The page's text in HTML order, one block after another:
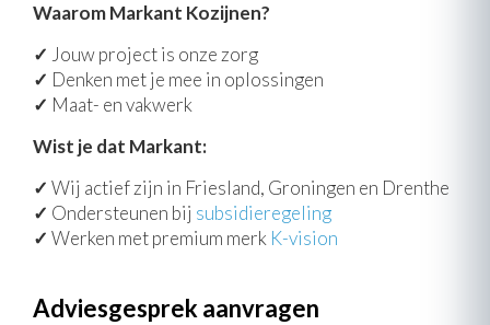
Waarom Markant Kozijnen?
✓ Jouw project is onze zorg
✓ Denken met je mee in oplossingen
✓ Maat- en vakwerk
Wist je dat Markant:
✓ Wij actief zijn in Friesland, Groningen en Drenthe
✓ Ondersteunen bij subsidieregeling
✓ Werken met premium merk K-vision
Adviesgesprek aanvragen